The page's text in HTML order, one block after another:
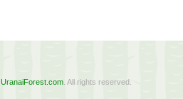
UranaiForest.com. All rights reserved.